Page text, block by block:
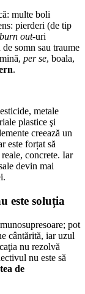
multe boli
pierderi (de tip
burn out-uri
somn sau traume
per se, boala,
.
metale
plastice şi
creează un
este forțat să
concrete. Iar
devin mai
este soluția
pot
cântărită, iar uzul
nu rezolvă
nu este să
de